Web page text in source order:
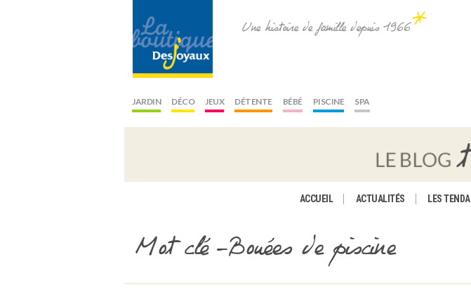
Une histoire de famille depuis 1966
JARDIN DÉCO JEUX DÉTENTE BÉBÉ PISCINE SPA
ACCUEIL ACTUALITÉS LES
Mot clé -Bouées de piscine